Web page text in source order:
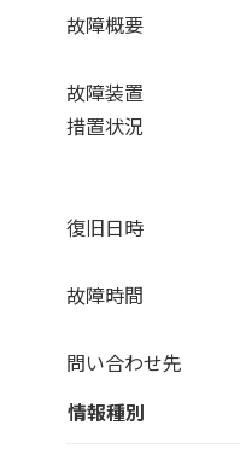
故障概要 一部お
故障装置 NTT
措置状況 NTTド
復旧措置を実
復旧日時
故障時間 1
問い合わせ先 回
情報種別